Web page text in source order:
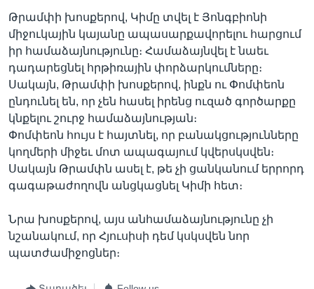
Թրամփի խոսքերով, Կիմը տվել է Յոնգբիոնի
միջուկային կայանը ապասարքավորելու հարցում
իր համաձայնությունը։ Համաձայնվել է նաեւ
դադարեցնել հրթիռային փորձարկումները։
Սակայն, Թրամփի խոսքերով, ինքն ու Փոմփեոն
ընդունել են, որ չեն հասել իրենց ուզած գործարքը
կնքելու շուրջ համաձայնության։
Փոմփեոն հույս է հայտնել, որ բանակցությունները
կողմերի միջեւ մոտ ապագայում կվերսկսվեն։
Սակայն Թրամփն ասել է, թե չի ցանկանում երրորդ
գագաթաժողովն անցկացնել Կիմի հետ։
Նրա խոսքերով, այս անհամաձայնությունը չի
նշանակում, որ Հյուսիսի դեմ կսկսվեն նոր
պատժամիջոցներ։